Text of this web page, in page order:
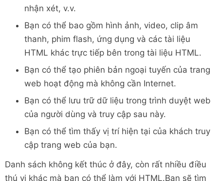
nhận xét, v.v.
Bạn có thể bao gồm hình ảnh, video, clip âm
thanh, phim flash, ứng dụng và các tài liệu
HTML khác trực tiếp bên trong tài liệu HTML.
Bạn có thể tạo phiên bản ngoại tuyến của trang
web hoạt động mà không cần Internet.
Bạn có thể lưu trữ dữ liệu trong trình duyệt web
của người dùng và truy cập sau này.
Bạn có thể tìm thấy vị trí hiện tại của khách truy
cập trang web của bạn.
Danh sách không kết thúc ở đây, còn rất nhiều điều
thú vị khác mà bạn có thể làm với HTML.Bạn sẽ tìm